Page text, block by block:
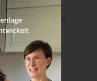
auch schon
Liebe Grüße
Antworten